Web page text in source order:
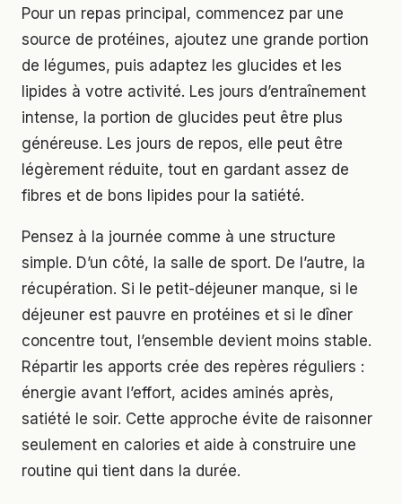
Pour un repas principal, commencez par une
source de protéines, ajoutez une grande portion
de légumes, puis adaptez les glucides et les
lipides à votre activité. Les jours d’entraînement
intense, la portion de glucides peut être plus
généreuse. Les jours de repos, elle peut être
légèrement réduite, tout en gardant assez de
fibres et de bons lipides pour la satiété.
Pensez à la journée comme à une structure
simple. D’un côté, la salle de sport. De l’autre, la
récupération. Si le petit-déjeuner manque, si le
déjeuner est pauvre en protéines et si le dîner
concentre tout, l’ensemble devient moins stable.
Répartir les apports crée des repères réguliers :
énergie avant l’effort, acides aminés après,
satiété le soir. Cette approche évite de raisonner
seulement en calories et aide à construire une
routine qui tient dans la durée.